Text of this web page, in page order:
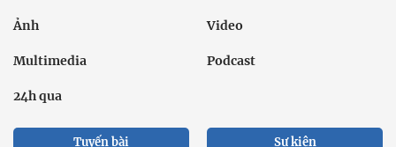
Ảnh Video
Multimedia Podcast
24h qua
Tuyến bài Sự kiện